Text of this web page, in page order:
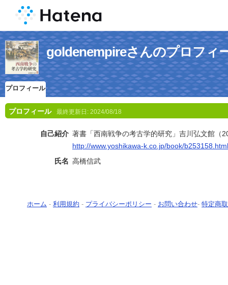
goldenempireさんのプロフィ
プロフィール
プロフィール 最終更新日: 2024/08/18
自己紹介 著書「西南戦争の考古学的研究」吉川弘文館（
http://www.yoshikawa-k.co.jp/book/b253158.html
氏名 高橋信武
ホーム - 利用規約 - プライバシーポリシー - お問い合わせ- 特定商